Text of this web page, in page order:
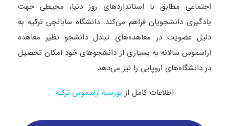
اجتماعی مطابق با استانداردهای روز دنیا، محیطی جهت
یادگیری دانشجویان فراهم می‌کند. دانشگاه سابانجی ترکیه به
دلیل عضویت در معاهده‌های تبادل دانشجو نظیر معاهده
اراسموس سالانه به بسیاری از دانشجوهای خود امکان تحصیل
در دانشگاه‌های اروپایی را نیز می‌دهد.
اطلاعات کامل از بورسیه اراسموس ترکیه